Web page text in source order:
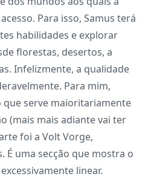
Para isso, Samus terá
habilidades e explorar
florestas, desertos, a
Infelizmente, a qualidade
Para mim,
serve maioritariamente
(mais mais adiante vai ter
foi a Volt Vorge,
uma secção que mostra o
linear.